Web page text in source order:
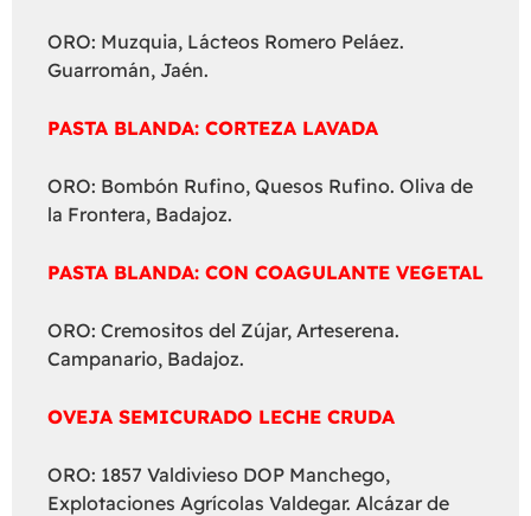
ORO: Muzquia, Lácteos Romero Peláez.
Guarromán, Jaén.
PASTA BLANDA: CORTEZA LAVADA
ORO: Bombón Rufino, Quesos Rufino. Oliva de
la Frontera, Badajoz.
PASTA BLANDA: CON COAGULANTE VEGETAL
ORO: Cremositos del Zújar, Arteserena.
Campanario, Badajoz.
OVEJA SEMICURADO LECHE CRUDA
ORO: 1857 Valdivieso DOP Manchego,
Explotaciones Agrícolas Valdegar. Alcázar de